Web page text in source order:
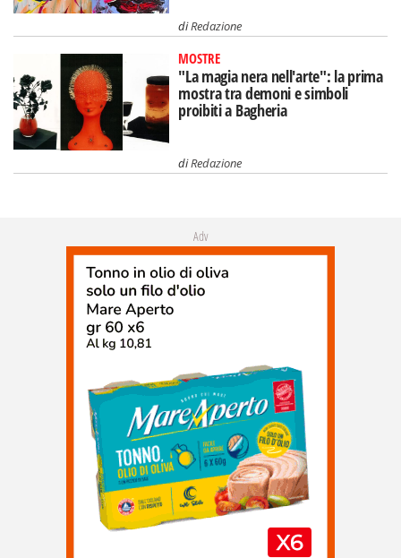
diRedazione
MOSTRE
"La magia nera nell'arte": la prima
mostra tra demoni e simboli
proibiti a Bagheria
diRedazione
Adv